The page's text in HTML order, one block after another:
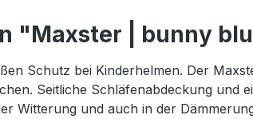
"Maxster | bunny
Schutz bei Kinderhelmen. Der
Seitliche Schläfenabdeckung
Witterung und auch in der